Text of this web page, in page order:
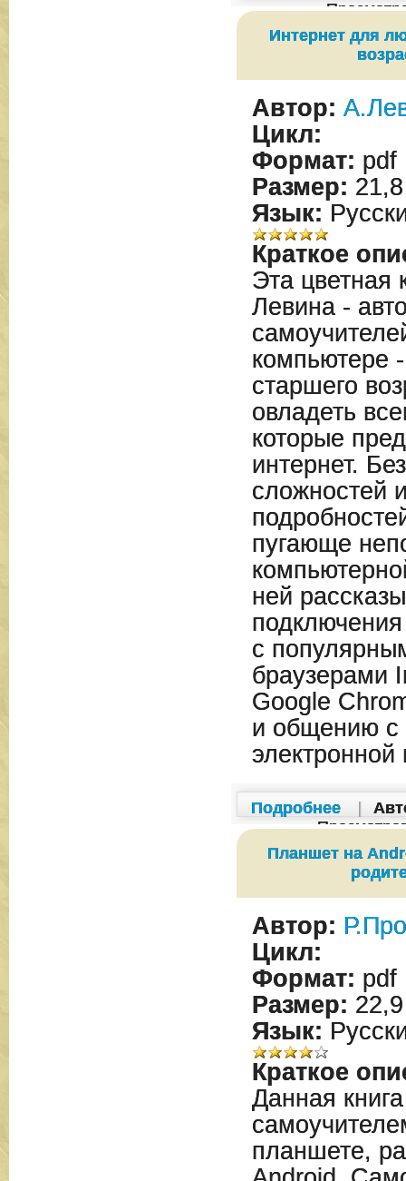
Интернет для
Автор:
Цикл:
Формат: pdf
Размер:
Язык:
Краткое
Эта цветная
Левина -
компьютере
старшего
овладеть
которые
интернет.
сложностей
пугающе
ней
подключения
с
браузерами
Google
и общению
электронной
Подробнее
Планшет на
Автор:
Цикл:
Формат: pdf
Размер:
Язык:
Краткое
Данная
планшете,